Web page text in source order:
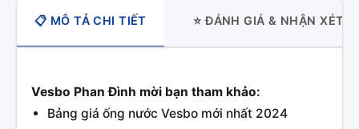
📋 MÔ TẢ CHI TIẾT ⭐ ĐÁNH GIÁ & NHẬN XÉT
Vesbo Phan Đình mời bạn tham khảo:
Bảng giá ống nước Vesbo mới nhất 2024